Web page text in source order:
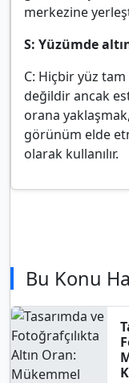
merkezine
S: Yüzümde
C: Hiçbir yüz
değildir ancak
orana
görünüm elde
olarak kullanılır.
Bu Konu